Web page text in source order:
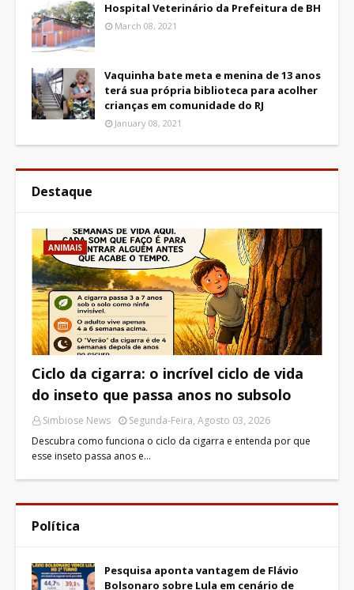
Hospital Veterinário da Prefeitura de BH
March 08, 2021
Vaquinha bate meta e menina de 13 anos
terá sua própria biblioteca para acolher
crianças em comunidade do RJ
January 08, 2021
Destaque
ANIMAIS
Ciclo da cigarra: o incrível ciclo de vida
do inseto que passa anos no subsolo
Simbiose News
Segunda-Feira, Agosto 03, 2026
Descubra como funciona o ciclo da cigarra e entenda por que
esse inseto passa anos e…
Política
Pesquisa aponta vantagem de Flávio
Bolsonaro sobre Lula em cenário de